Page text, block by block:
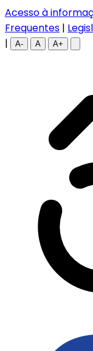
Acesso à
Frequentes |
|
A- A A+